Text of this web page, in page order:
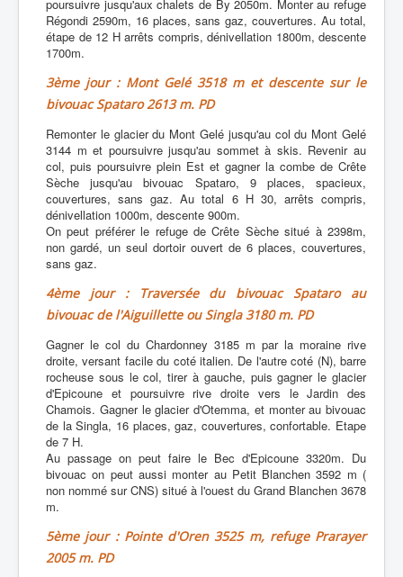
poursuivre jusqu'aux chalets de By 2050m. Monter au refuge
Régondi 2590m, 16 places, sans gaz, couvertures. Au total,
étape de 12 H arrêts compris, dénivellation 1800m, descente
1700m.
3ème jour : Mont Gelé 3518 m et descente sur le
bivouac Spataro 2613 m. PD
Remonter le glacier du Mont Gelé jusqu'au col du Mont Gelé
3144 m et poursuivre jusqu'au sommet à skis. Revenir au
col, puis poursuivre plein Est et gagner la combe de Crête
Sèche jusqu'au bivouac Spataro, 9 places, spacieux,
couvertures, sans gaz. Au total 6 H 30, arrêts compris,
dénivellation 1000m, descente 900m.
On peut préférer le refuge de Crête Sèche situé à 2398m,
non gardé, un seul dortoir ouvert de 6 places, couvertures,
sans gaz.
4ème jour : Traversée du bivouac Spataro au
bivouac de l'Aiguillette ou Singla 3180 m. PD
Gagner le col du Chardonney 3185 m par la moraine rive
droite, versant facile du coté italien. De l'autre coté (N), barre
rocheuse sous le col, tirer à gauche, puis gagner le glacier
d'Epicoune et poursuivre rive droite vers le Jardin des
Chamois. Gagner le glacier d'Otemma, et monter au bivouac
de la Singla, 16 places, gaz, couvertures, confortable. Etape
de 7 H.
Au passage on peut faire le Bec d'Epicoune 3320m. Du
bivouac on peut aussi monter au Petit Blanchen 3592 m (
non nommé sur CNS) situé à l'ouest du Grand Blanchen 3678
m.
5ème jour : Pointe d'Oren 3525 m, refuge Prarayer
2005 m. PD